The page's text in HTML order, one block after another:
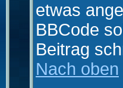
etwas
BBCode
Beitrag
Nach oben